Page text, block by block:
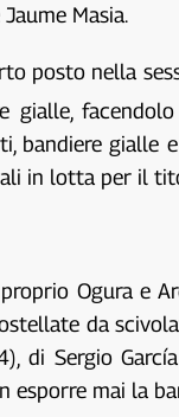
Masia.
posto nella
gialle,
bandiere gialle
in lotta per il
Ogura e
da
di Sergio
esporre mai la